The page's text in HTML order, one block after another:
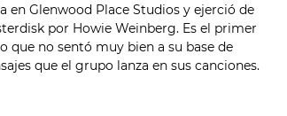
Glenwood Place Studios y ejerció de
por Howie Weinberg. Es el primer
que no sentó muy bien a su base de
que el grupo lanza en sus canciones.